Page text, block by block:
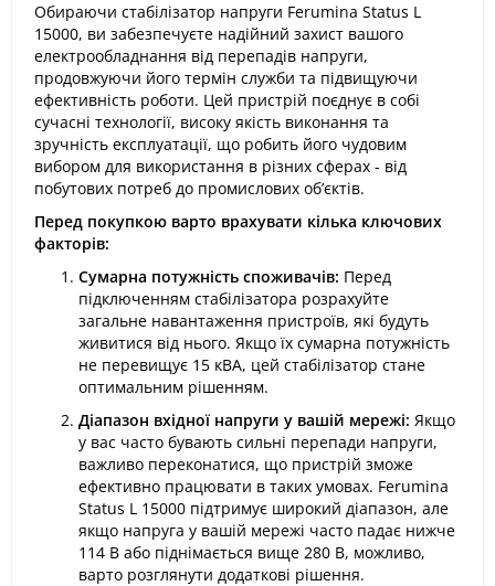
Обираючи стабілізатор напруги Ferumina Status L
15000, ви забезпечуєте надійний захист вашого
електрообладнання від перепадів напруги,
продовжуючи його термін служби та підвищуючи
ефективність роботи. Цей пристрій поєднує в собі
сучасні технології, високу якість виконання та
зручність експлуатації, що робить його чудовим
вибором для використання в різних сферах - від
побутових потреб до промислових об’єктів.
Перед покупкою варто врахувати кілька ключових
факторів:
Сумарна потужність споживачів: Перед
підключенням стабілізатора розрахуйте
загальне навантаження пристроїв, які будуть
живитися від нього. Якщо їх сумарна потужність
не перевищує 15 кВА, цей стабілізатор стане
оптимальним рішенням.
Діапазон вхідної напруги у вашій мережі: Якщо
у вас часто бувають сильні перепади напруги,
важливо переконатися, що пристрій зможе
ефективно працювати в таких умовах. Ferumina
Status L 15000 підтримує широкий діапазон, але
якщо напруга у вашій мережі часто падає нижче
114 В або піднімається вище 280 В, можливо,
варто розглянути додаткові рішення.